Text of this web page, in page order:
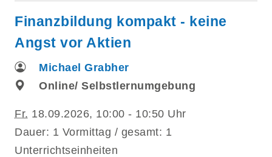
Finanzbildung kompakt - keine
Angst vor Aktien
Michael Grabher
Online/ Selbstlernumgebung
Fr. 18.09.2026, 10:00 - 10:50 Uhr
Dauer: 1 Vormittag / gesamt: 1
Unterrichtseinheiten